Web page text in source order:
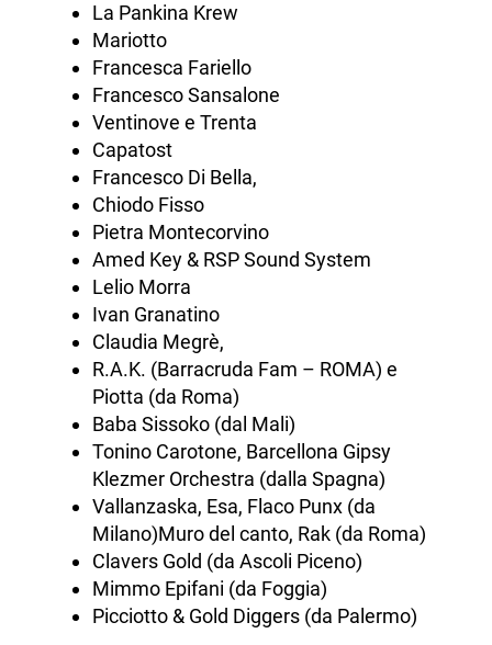
La Pankina Krew
Mariotto
Francesca Fariello
Francesco Sansalone
Ventinove e Trenta
Capatost
Francesco Di Bella,
Chiodo Fisso
Pietra Montecorvino
Amed Key & RSP Sound System
Lelio Morra
Ivan Granatino
Claudia Megrè,
R.A.K. (Barracruda Fam – ROMA) e
Piotta (da Roma)
Baba Sissoko (dal Mali)
Tonino Carotone, Barcellona Gipsy
Klezmer Orchestra (dalla Spagna)
Vallanzaska, Esa, Flaco Punx (da
Milano)Muro del canto, Rak (da Roma)
Clavers Gold (da Ascoli Piceno)
Mimmo Epifani (da Foggia)
Picciotto & Gold Diggers (da Palermo)